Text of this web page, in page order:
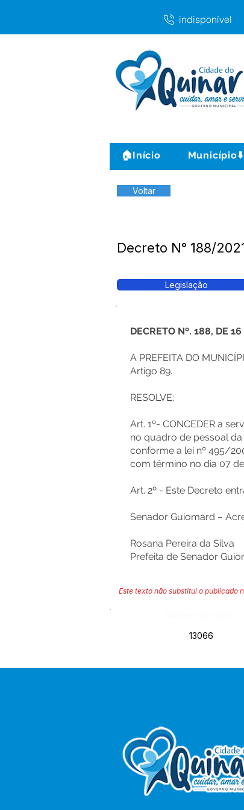
indisponível
🏠Início Município⬇️
Voltar
Decreto N° 188/
Legislação
DECRETO Nº. 188, DE
A PREFEITA DO
Artigo 89.
RESOLVE:
Art. 1º- CONCEDER a
no quadro de pessoal
conforme a lei nº 495/
com término no dia 07
Art. 2º - Este Decreto
Senador Guiomard –
Rosana Pereira da Silva
Prefeita de Senador
Este texto não substitui o publicado
13066